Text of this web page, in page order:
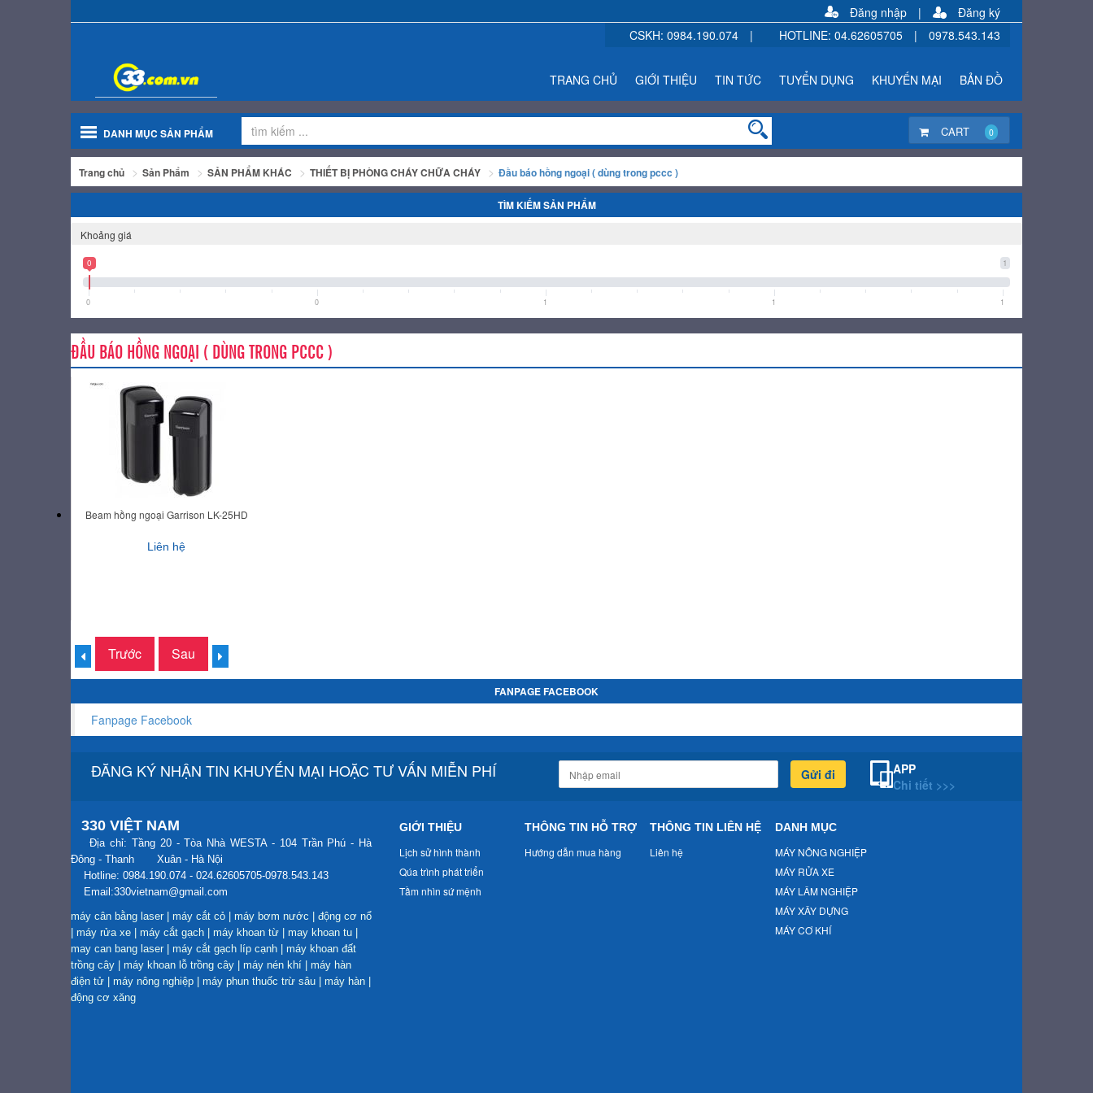
Đăng nhập |
Đăng ký
CSKH: 0984.190.074 | HOTLINE: 04.62605705 | 0978.543.143
TRANG CHỦ GIỚI THIỆU TIN TỨC TUYỂN DỤNG KHUYẾN MẠI BẢN ĐỒ
DANH MỤC SẢN PHẨM CART 0
Trang chủ Sản Phẩm SẢN PHẨM KHÁC THIẾT BỊ PHÒNG CHÁY CHỮA CHÁY Đầu báo hồng ngoại ( dùng trong pccc )
TÌM KIẾM SẢN PHẨM
Khoảng giá
1
0
0 0 1 1 1
ĐẦU BÁO HỒNG NGOẠI ( DÙNG TRONG PCCC )
Beam hồng ngoại Garrison LK-25HD
Liên hệ
Trước Sau
FANPAGE FACEBOOK
Fanpage Facebook
ĐĂNG KÝ NHẬN TIN KHUYẾN MẠI HOẶC TƯ VẤN MIỄN PHÍ Gửi đi
APP
Chi tiết >>>
330 VIỆT NAM
Địa chỉ: Tầng 20 - Tòa Nhà WESTA - 104 Trần Phú - Hà
Đông - Thanh Xuân - Hà Nội
Hotline: 0984.190.074 - 024.62605705-0978.543.143
Email:330vietnam@gmail.com
máy cân bằng laser
máy cắt cỏ máy bơm nước
động cơ nổ
máy rửa xe máy cắt gạch máy khoan từ may khoan tu
may can bang laser
máy cắt gạch líp cạnh
máy khoan đất
trồng cây
máy khoan lỗ trồng cây máy nén khí
máy hàn
điện tử
máy nông nghiệp máy phun thuốc trừ sâu máy hàn
động cơ xăng
GIỚI THIỆU
Lịch sử hình thành
Qúa trình phát triển
Tầm nhìn sứ mệnh
THÔNG TIN HỖ TRỢ
Hướng dẫn mua hàng
THÔNG TIN LIÊN HỆ
Liên hệ
DANH MỤC
MÁY NÔNG NGHIỆP
MÁY RỬA XE
MÁY LÂM NGHIỆP
MÁY XÂY DỰNG
MÁY CƠ KHÍ